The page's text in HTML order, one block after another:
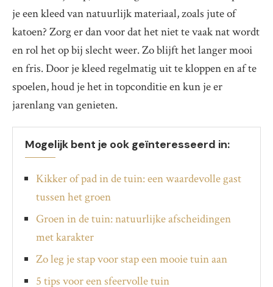
je een kleed van natuurlijk materiaal, zoals jute of
katoen? Zorg er dan voor dat het niet te vaak nat wordt
en rol het op bij slecht weer. Zo blijft het langer mooi
en fris. Door je kleed regelmatig uit te kloppen en af te
spoelen, houd je het in topconditie en kun je er
jarenlang van genieten.
Mogelijk bent je ook geïnteresseerd in:
Kikker of pad in de tuin: een waardevolle gast
tussen het groen
Groen in de tuin: natuurlijke afscheidingen
met karakter
Zo leg je stap voor stap een mooie tuin aan
5 tips voor een sfeervolle tuin